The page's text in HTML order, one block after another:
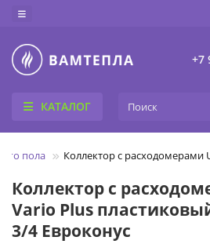
+7
КАТАЛОГ
пола Коллектор с расходомерами
Коллектор с
Vario Plus
3/4 Евроконус